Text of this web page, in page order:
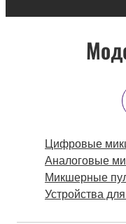
Цифровые
Аналоговые
Микшерные
Устройства